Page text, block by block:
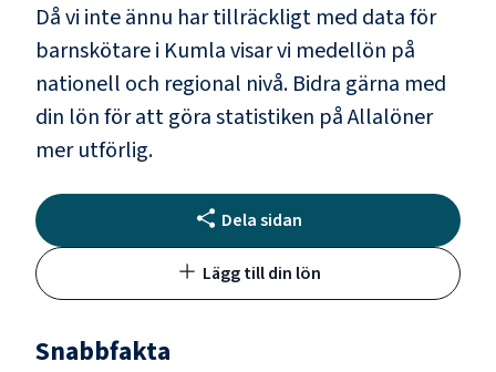
Då vi inte ännu har tillräckligt med data för
barnskötarei Kumlavisar vi medellön på
nationell och regional nivå. Bidra gärna med
din lön för att göra statistiken på Allalöner
mer utförlig.
Dela sidan
Lägg till din lön
Snabbfakta